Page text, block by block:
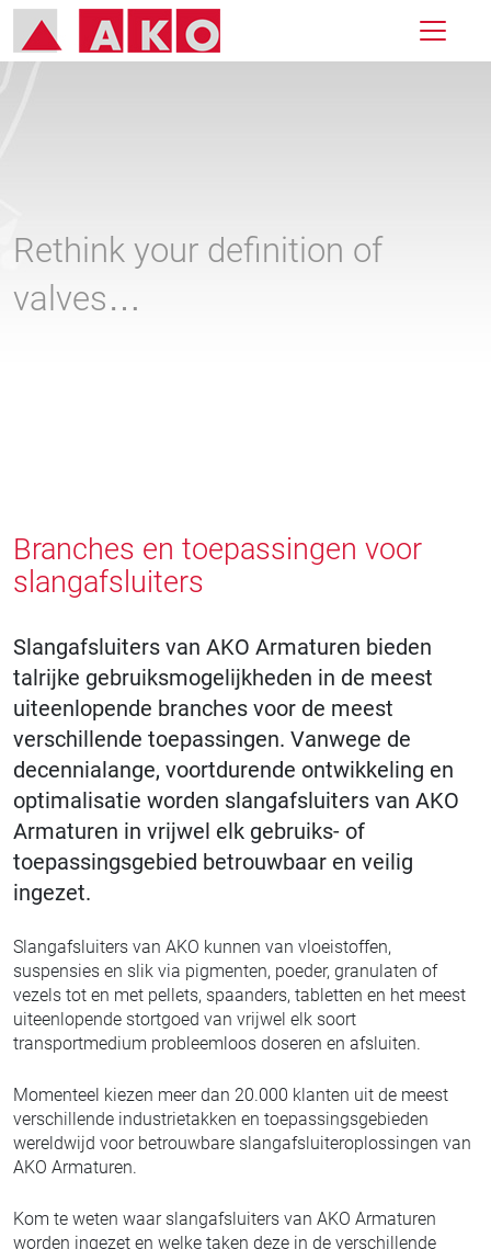
Rethink your definition of
valves…
Branches en toepassingen voor
slangafsluiters
Slangafsluiters van AKO Armaturen bieden
talrijke gebruiksmogelijkheden in de meest
uiteenlopende branches voor de meest
verschillende toepassingen. Vanwege de
decennialange, voortdurende ontwikkeling en
optimalisatie worden slangafsluiters van AKO
Armaturen in vrijwel elk gebruiks- of
toepassingsgebied betrouwbaar en veilig
ingezet.
Slangafsluiters van AKO kunnen van vloeistoffen,
suspensies en slik via pigmenten, poeder, granulaten of
vezels tot en met pellets, spaanders, tabletten en het meest
uiteenlopende stortgoed van vrijwel elk soort
transportmedium probleemloos doseren en afsluiten.
Momenteel kiezen meer dan 20.000 klanten uit de meest
verschillende industrietakken en toepassingsgebieden
wereldwijd voor betrouwbare slangafsluiteroplossingen van
AKO Armaturen.
Kom te weten waar slangafsluiters van AKO Armaturen
worden ingezet en welke taken deze in de verschillende